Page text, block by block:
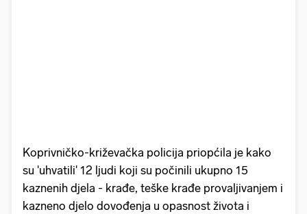
Koprivničko-križevačka policija priopćila je kako
su 'uhvatili' 12 ljudi koji su počinili ukupno 15
kaznenih djela - krađe, teške krađe provaljivanjem i
kazneno djelo dovođenja u opasnost života i